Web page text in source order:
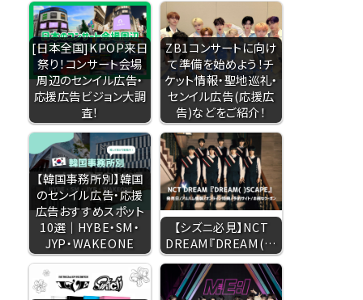
[日本全国]KPOP来日
祭り！コンサート会場
周辺のセンイル広告・
応援広告ビジョン大調
査！
ZB1コンサートに向け
て準備を始めよう！チ
ケット情報・聖地巡礼・
センイル広告(応援広
告)などをご紹介！
【韓国事務所別】韓国
のセンイル広告・応援
広告おすすめスポット
10選｜HYBE・SM・
JYP・WAKEONE
【シズニ必見】NCT
DREAM『DREAM(…